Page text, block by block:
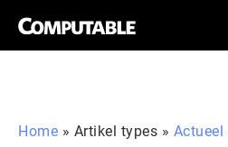
Home » Artikel types » Actueel